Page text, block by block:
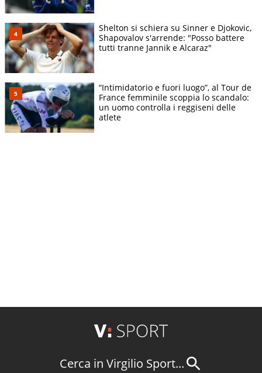
Shelton si schiera su Sinner e Djokovic,
Shapovalov s'arrende: "Posso battere
tutti tranne Jannik e Alcaraz"
“Intimidatorio e fuori luogo”, al Tour de
France femminile scoppia lo scandalo:
un uomo controlla i reggiseni delle
atlete
Cerca in Virgilio Sport...